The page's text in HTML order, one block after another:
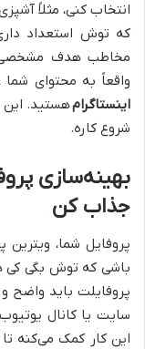
انتخاب کنی، مثلاً
که توش استعداد
مخاطب هدف مشخصی
واقعاً به محتوای شما
اینستاگرامهستید. این
شروع کاره.
بهینه‌سازی
جذاب کن
پروفایل شما،
باشی که توش بگی
پروفایلت باید واضح
سایت یا کانال
این کار کمک می‌کنه